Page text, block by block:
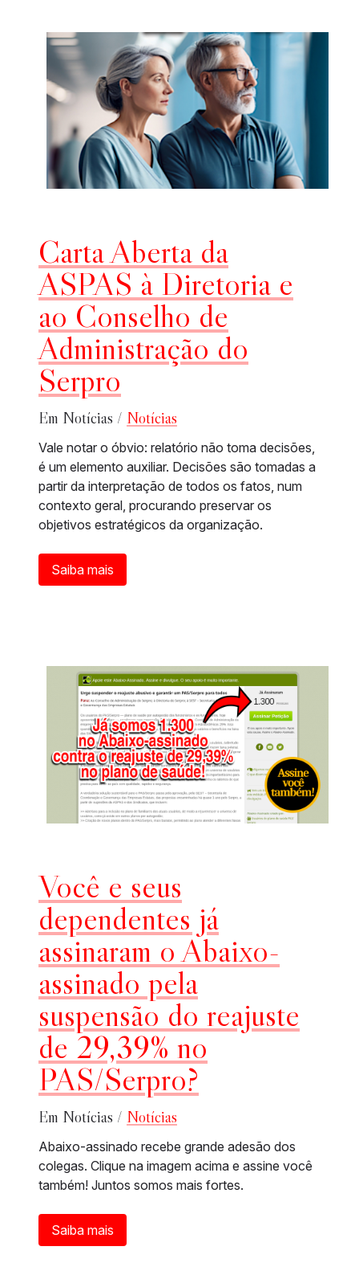
Carta Aberta da
ASPAS à Diretoria e
ao Conselho de
Administração do
Serpro
Em Notícias / Notícias
Vale notar o óbvio: relatório não toma decisões,
é um elemento auxiliar. Decisões são tomadas a
partir da interpretação de todos os fatos, num
contexto geral, procurando preservar os
objetivos estratégicos da organização.
Saiba mais
Você e seus
dependentes já
assinaram o Abaixo-
assinado pela
suspensão do reajuste
de 29,39% no
PAS/Serpro?
Em Notícias / Notícias
Abaixo-assinado recebe grande adesão dos
colegas. Clique na imagem acima e assine você
também! Juntos somos mais fortes.
Saiba mais